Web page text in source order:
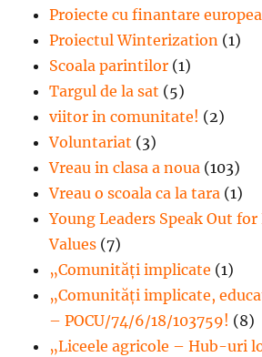
Proiecte cu finantare
Proiectul Winterization (1)
Scoala parintilor (1)
Targul de la sat (5)
viitor in comunitate! (2)
Voluntariat (3)
Vreau in clasa a noua (103)
Vreau o scoala ca la tara (1)
Young Leaders Speak Out
Values (7)
„Comunități implicate (1)
„Comunități implicate,
– POCU/74/6/18/103759! (8)
„Liceele agricole – Hub-uri